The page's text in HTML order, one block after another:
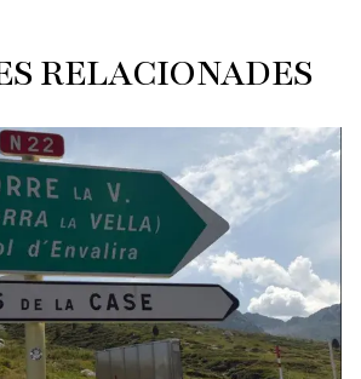
RELACIONADES